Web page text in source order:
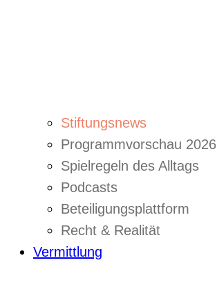
Stiftungsnews
Programmvorschau 2026
Spielregeln des Alltags
Podcasts
Beteiligungsplattform
Recht & Realität
Vermittlung